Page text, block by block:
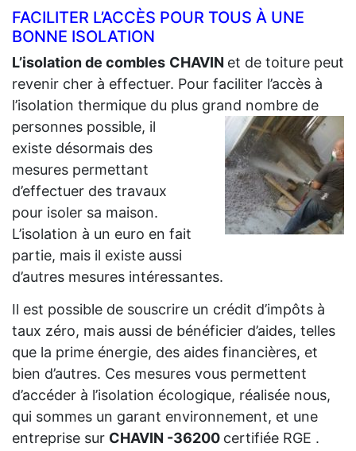
FACILITER L’ACCÈS POUR TOUS À UNE
BONNE ISOLATION
L’isolation de combles CHAVIN et de toiture peut
revenir cher à effectuer. Pour faciliter l’accès à
l’isolation thermique du plus grand nombre de
personnes possible, il
existe désormais des
mesures permettant
d’effectuer des travaux
pour isoler sa maison.
L’isolation à un euro en fait
partie, mais il existe aussi
d’autres mesures intéressantes.
Il est possible de souscrire un crédit d’impôts à
taux zéro, mais aussi de bénéficier d’aides, telles
que la prime énergie, des aides financières, et
bien d’autres. Ces mesures vous permettent
d’accéder à l’isolation écologique, réalisée nous,
qui sommes un garant environnement, et une
entreprise sur CHAVIN -36200 certifiée RGE .